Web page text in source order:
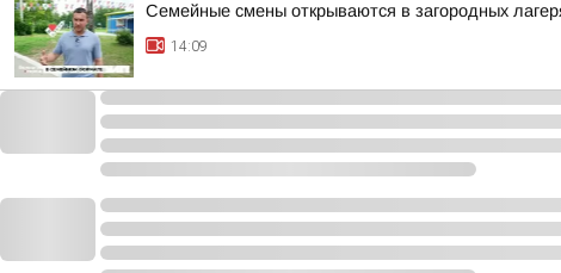
Семейные смены открываются в загородных
14:09